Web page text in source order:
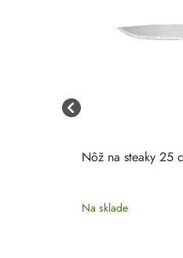
Nôž na steaky 25
Na sklade